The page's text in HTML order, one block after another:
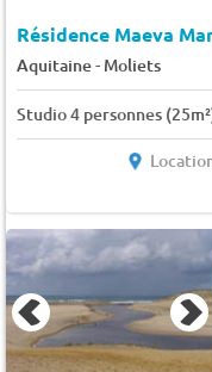
Résidence Maeva
Aquitaine- Moliets
Studio 4 personnes